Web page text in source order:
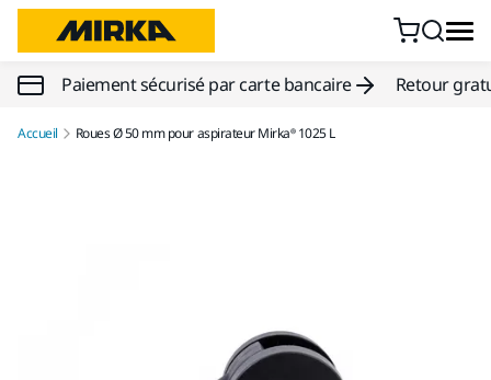
Paiement sécurisé par carte bancaire Retour
Accueil Roues Ø 50 mm pour aspirateur Mirka® 1025 L